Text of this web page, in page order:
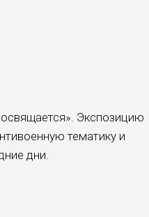
Экспозицию
тематику и
дни.